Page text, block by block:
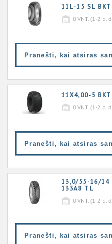
11L-15 SL
0 VNT. (1-2 d.
Pranešti, kai atsiras
11X4,00-5
0 VNT. (1-2 d.
Pranešti, kai atsiras
13,0/55-16/14
133A8 TL
0 VNT. (1-2 d.
Pranešti, kai atsiras